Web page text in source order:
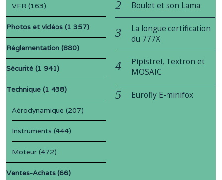
VFR (163)
Photos et vidéos (1 357)
Réglementation (880)
Sécurité (1 941)
Technique (1 438)
Aérodynamique (207)
Instruments (444)
Moteur (472)
Ventes-Achats (66)
Boulet et son Lama
La longue certification
du 777X
Pipistrel, Textron et
MOSAIC
Eurofly E-minifox